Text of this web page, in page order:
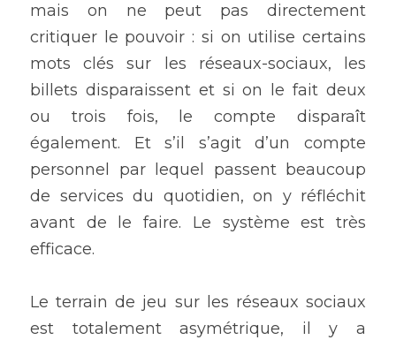
mais on ne peut pas directement
critiquer le pouvoir : si on utilise certains
mots clés sur les réseaux-sociaux, les
billets disparaissent et si on le fait deux
ou trois fois, le compte disparaît
également. Et s’il s’agit d’un compte
personnel par lequel passent beaucoup
de services du quotidien, on y réfléchit
avant de le faire. Le système est très
efficace.
Le terrain de jeu sur les réseaux sociaux
est totalement asymétrique, il y a